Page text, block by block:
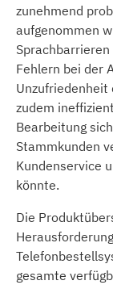
zunehmend
aufgenommen
Fehlern bei der
Unzufriedenheit
zudem
Bearbeitung
Stammkunden
Kundenservice
könnte.
Die
gesamte